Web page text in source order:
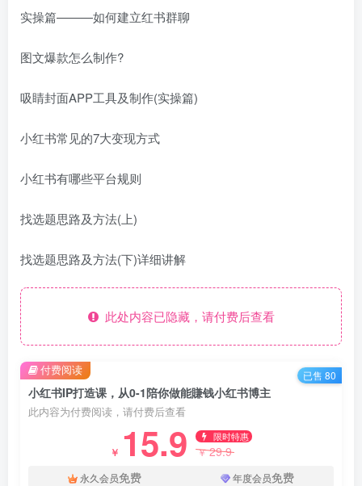
实操篇———如何建立红书群聊
图文爆款怎么制作?
吸睛封面APP工具及制作(实操篇)
小红书常见的7大变现方式
小红书有哪些平台规则
找选题思路及方法(上)
找选题思路及方法(下)详细讲解
此处内容已隐藏，请付费后查看
小红书IP打造课，从0-1陪你做能賺钱小红书博主
此内容为付费阅读，请付费后查看
￥ 15.9 限时特惠
￥29.9
永久会员免费 年度会员免费
付费阅读 已售 80